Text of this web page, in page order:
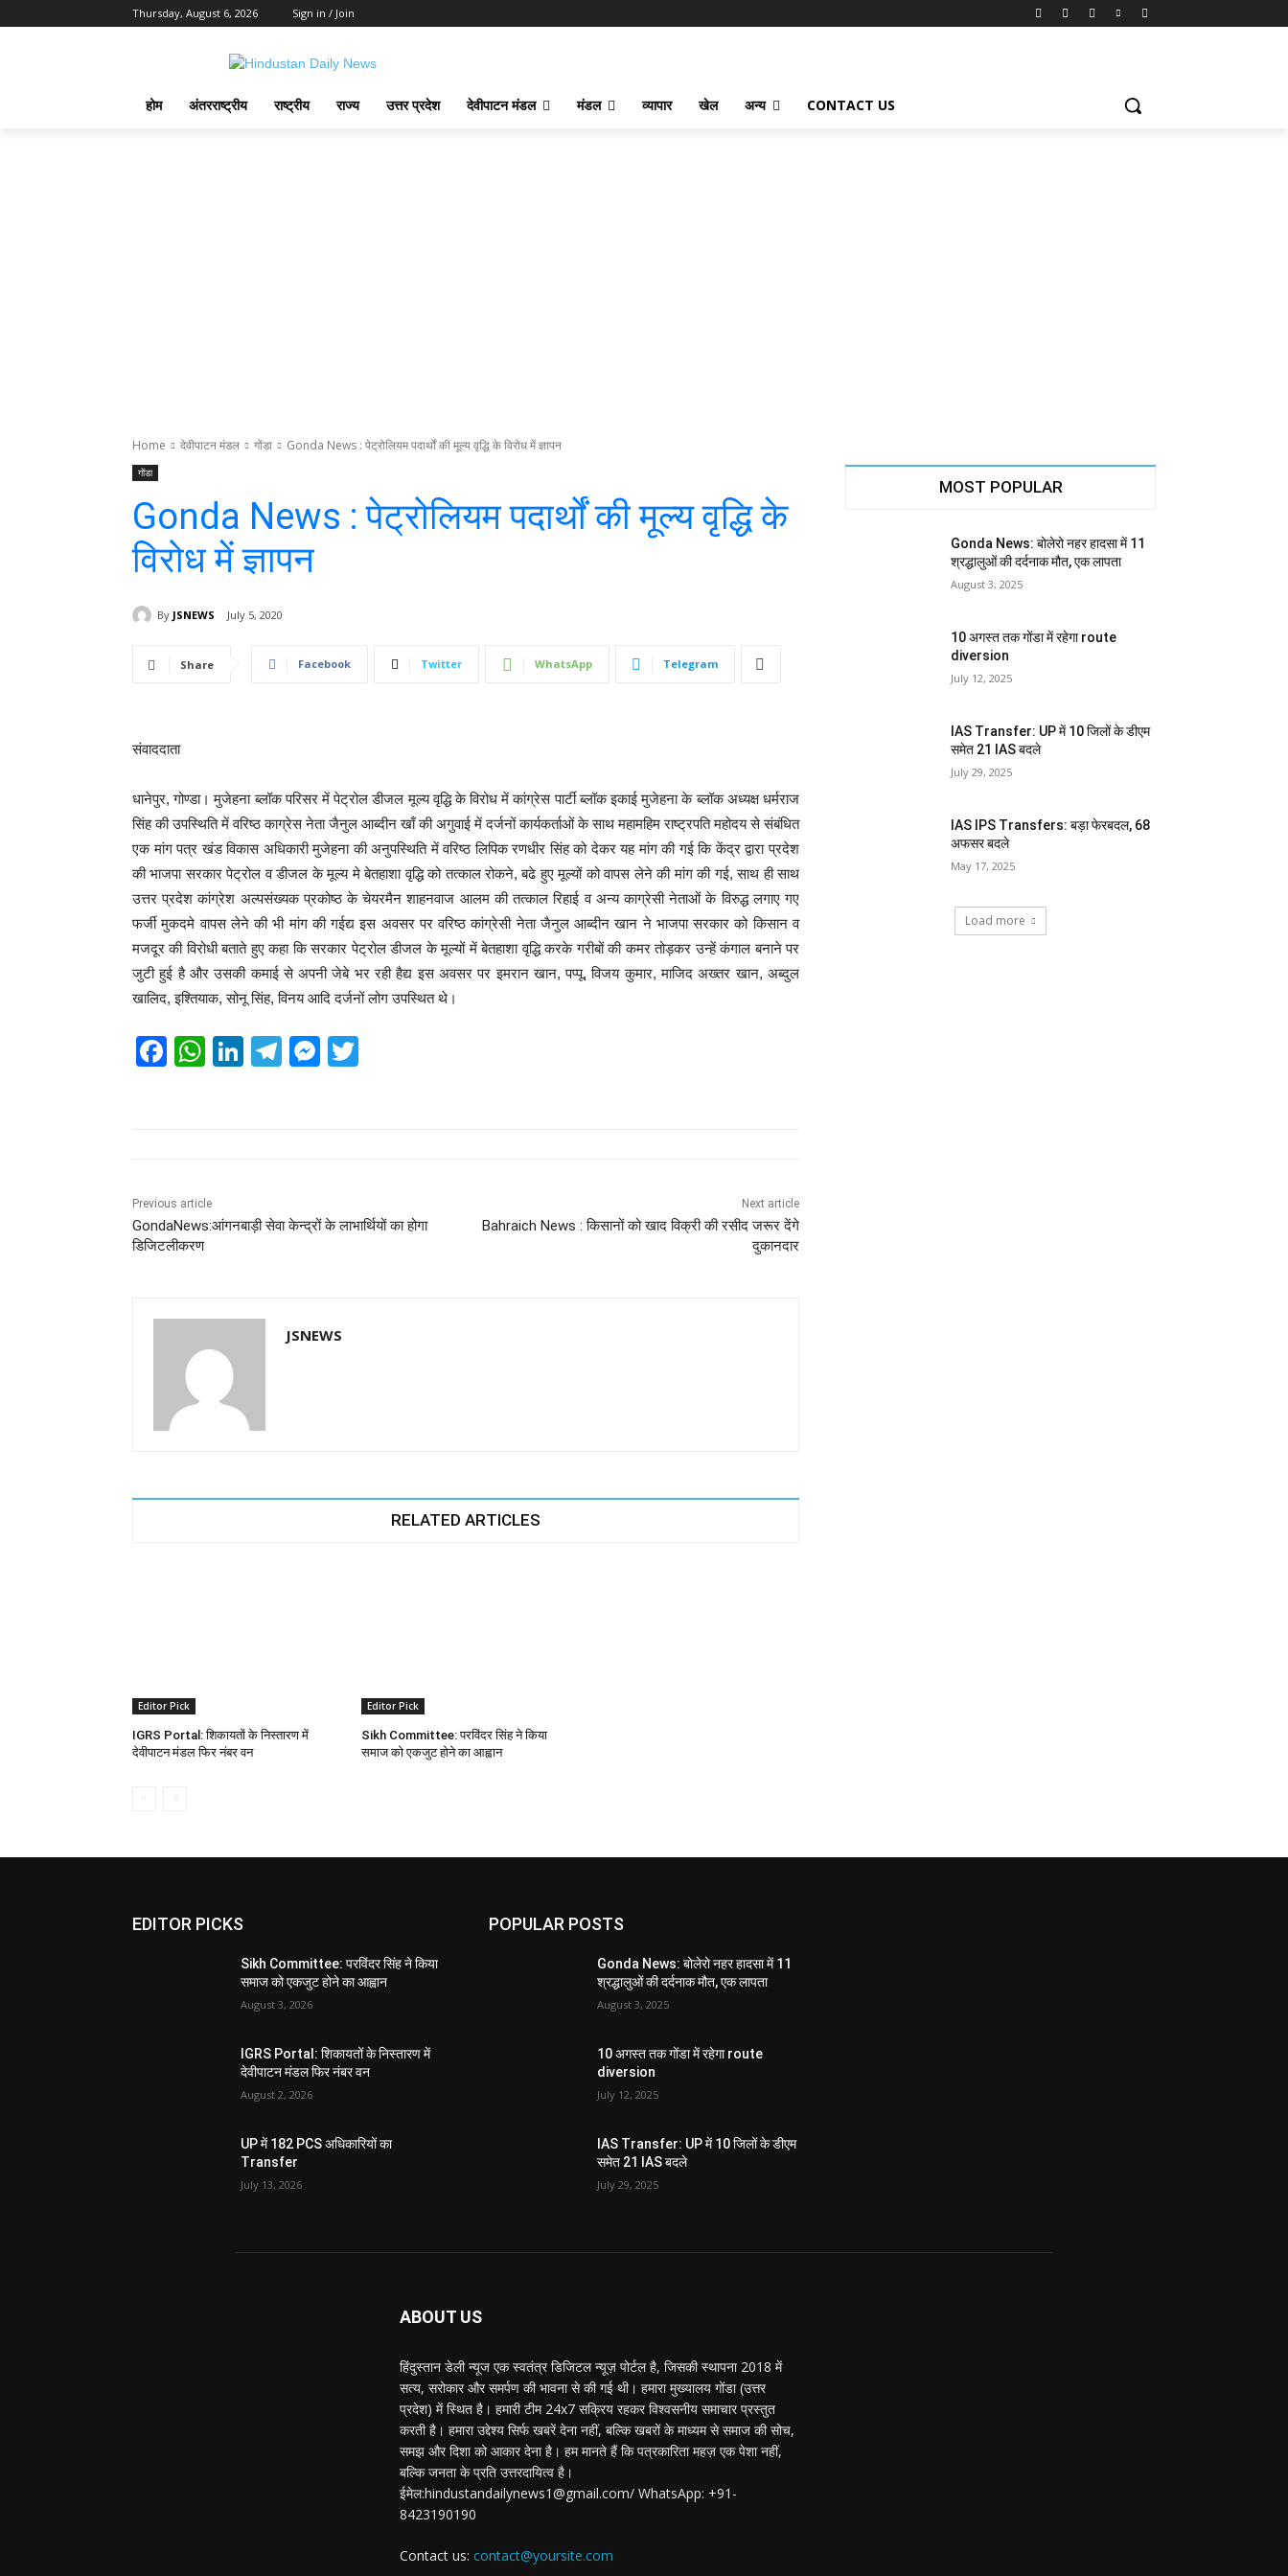
Thursday, August 6, 2026 Sign in / Join
होम अंतरराष्ट्रीय राष्ट्रीय राज्य उत्तर प्रदेश देवीपाटन मंडल मंडल व्यापार खेल अन्य CONTACT US
Home देवीपाटन मंडल गोंडा Gonda News : पेट्रोलियम पदार्थों की मूल्य वृद्धि के विरोध में ज्ञापन
गोंडा
Gonda News : पेट्रोलियम पदार्थों की मूल्य वृद्धि के
विरोध में ज्ञापन
By JSNEWS July 5, 2020
Share Facebook Twitter WhatsApp Telegram
संवाददाता
धानेपुर, गोण्डा। मुजेहना ब्लॉक परिसर में पेट्रोल डीजल मूल्य वृद्धि के विरोध में कांग्रेस पार्टी ब्लॉक इकाई मुजेहना के ब्लॉक अध्यक्ष धर्मराज
सिंह की उपस्थिति में वरिष्ठ काग्रेस नेता जैनुल आब्दीन खाँ की अगुवाई में दर्जनों कार्यकर्ताओं के साथ महामहिम राष्ट्रपति महोदय से संबंधित
एक मांग पत्र खंड विकास अधिकारी मुजेहना की अनुपस्थिति में वरिष्ठ लिपिक रणधीर सिंह को देकर यह मांग की गई कि केंद्र द्वारा प्रदेश
की भाजपा सरकार पेट्रोल व डीजल के मूल्य मे बेतहाशा वृद्धि को तत्काल रोकने, बढे हुए मूल्यों को वापस लेने की मांग की गई, साथ ही साथ
उत्तर प्रदेश कांग्रेश अल्पसंख्यक प्रकोष्ठ के चेयरमैन शाहनवाज आलम की तत्काल रिहाई व अन्य काग्रेसी नेताओं के विरुद्ध लगाए गए
फर्जी मुकदमे वापस लेने की भी मांग की गईद्य इस अवसर पर वरिष्ठ कांग्रेसी नेता जैनुल आब्दीन खान ने भाजपा सरकार को किसान व
मजदूर की विरोधी बताते हुए कहा कि सरकार पेट्रोल डीजल के मूल्यों में बेतहाशा वृद्धि करके गरीबों की कमर तोड़कर उन्हें कंगाल बनाने पर
जुटी हुई है और उसकी कमाई से अपनी जेबे भर रही हैद्य इस अवसर पर इमरान खान, पप्पू, विजय कुमार, माजिद अख्तर खान, अब्दुल
खालिद, इश्तियाक, सोनू सिंह, विनय आदि दर्जनों लोग उपस्थित थे।
F
o
o
W
p
p
Li
T
M
er
Previous article
GondaNews:आंगनबाड़ी सेवा केन्द्रों के लाभार्थियों का होगा
डिजिटलीकरण
Next article
Bahraich News : किसानों को खाद विक्री की रसीद जरूर देंगे
दुकानदार
JSNEWS
RELATED ARTICLES
Editor Pick
IGRS Portal: शिकायतों के निस्तारण में
देवीपाटन मंडल फिर नंबर वन
Editor Pick
Sikh Committee: परविंदर सिंह ने किया
समाज को एकजुट होने का आह्वान
MOST POPULAR
Gonda News: बोलेरो नहर हादसा में 11
श्रद्धालुओं की दर्दनाक मौत, एक लापता
August 3, 2025
10 अगस्त तक गोंडा में रहेगा route
diversion
July 12, 2025
IAS Transfer: UP में 10 जिलों के डीएम
समेत 21 IAS बदले
July 29, 2025
IAS IPS Transfers: बड़ा फेरबदल, 68
अफसर बदले
May 17, 2025
Load more
EDITOR PICKS
Sikh Committee: परविंदर सिंह ने किया
समाज को एकजुट होने का आह्वान
August 3, 2026
IGRS Portal: शिकायतों के निस्तारण में
देवीपाटन मंडल फिर नंबर वन
August 2, 2026
UP में 182 PCS अधिकारियों का
Transfer
July 13, 2026
POPULAR POSTS
Gonda News: बोलेरो नहर हादसा में 11
श्रद्धालुओं की दर्दनाक मौत, एक लापता
August 3, 2025
10 अगस्त तक गोंडा में रहेगा route
diversion
July 12, 2025
IAS Transfer: UP में 10 जिलों के डीएम
समेत 21 IAS बदले
July 29, 2025
ABOUT US
हिंदुस्तान डेली न्यूज एक स्वतंत्र डिजिटल न्यूज़ पोर्टल है, जिसकी स्थापना 2018 में
सत्य, सरोकार और समर्पण की भावना से की गई थी। हमारा मुख्यालय गोंडा (उत्तर
प्रदेश) में स्थित है। हमारी टीम 24x7 सक्रिय रहकर विश्वसनीय समाचार प्रस्तुत
करती है। हमारा उद्देश्य सिर्फ खबरें देना नहीं, बल्कि खबरों के माध्यम से समाज की सोच,
समझ और दिशा को आकार देना है। हम मानते हैं कि पत्रकारिता महज़ एक पेशा नहीं,
बल्कि जनता के प्रति उत्तरदायित्व है।
ईमेल:hindustandailynews1@gmail.com/ WhatsApp: +91-
8423190190
Contact us: contact@yoursite.com